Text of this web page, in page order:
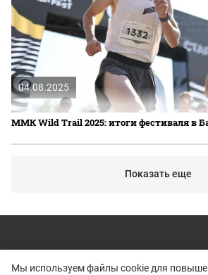
04.08.2025
ММК Wild Trail 2025: итоги фестиваля в
Показать еще
Мы используем файлы cookie для